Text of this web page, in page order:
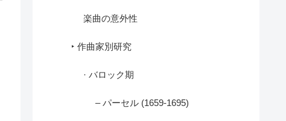
楽曲の意外性
‣ 作曲家別研究
· バロック期
– パーセル (1659-1695)